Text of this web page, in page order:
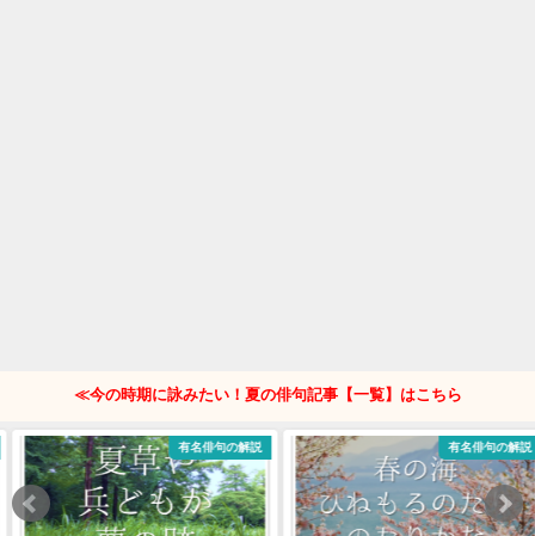
≪今の時期に詠みたい！夏の俳句記事【一覧】はこちら
有名俳句の解説 有名俳句の解説